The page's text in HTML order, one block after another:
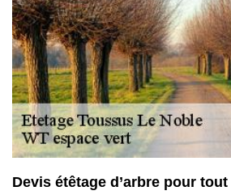
Devis étêtage d’arbre pour tout